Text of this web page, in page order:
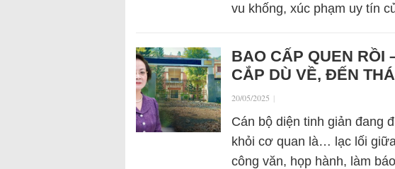
vu khống, xúc phạm uy tín
BAO CẤP QUEN RỒI
CẮP DÙ VỀ, ĐẾN
20/05/2025 |
Cán bộ diện tinh giản đang
khỏi cơ quan là… lạc lối
công văn, họp hành, làm